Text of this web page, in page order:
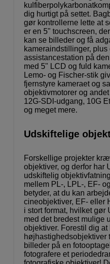
dig hurtigt på settet.
gør kontrollerne lette at
er en 5" touchscreen,
kan se billeder og få
kameraindstillinger, plus
assistancestation på
med 5" LCD og fuld
Lemo- og Fischer-stik
fjernstyre kameraet og
objektivmotorer og
12G-SDI-udgang, 10G
og meget mere.
Udskiftelige
Forskellige projekter
objektiver, og derfor har
udskiftelig
mellem PL-, LPL-, EF-
betyder, at du kan
cineobjektiver, EF- eller
i stort format, hvilket gør
med det bredest mulige
objektiver. Forestil dig at
billeder på en
fotografere et